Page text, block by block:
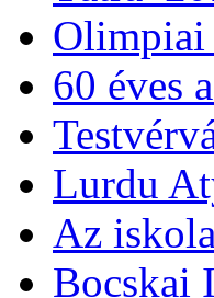
Olimpiai
60 éves
Lurdu
Az iskola
Bocskai